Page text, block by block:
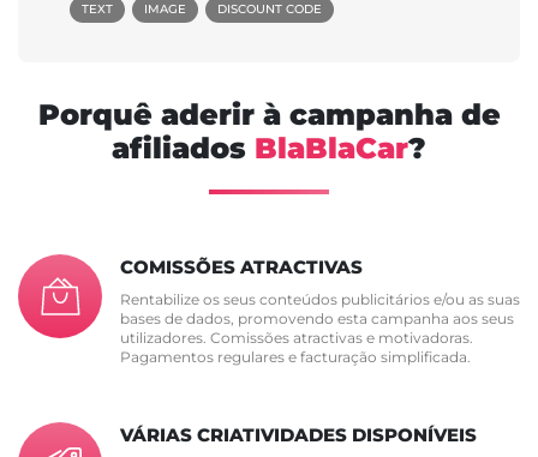
TEXT IMAGE DISCOUNT CODE
Porquê aderir à campanha de
afiliados BlaBlaCar?
COMISSÕES ATRACTIVAS
Rentabilize os seus conteúdos publicitários e/ou as suas
bases de dados, promovendo esta campanha aos seus
utilizadores. Comissões atractivas e motivadoras.
Pagamentos regulares e facturação simplificada.
VÁRIAS CRIATIVIDADES DISPONÍVEIS